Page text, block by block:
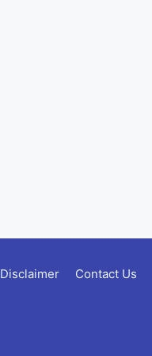
Disclaimer Contact Us